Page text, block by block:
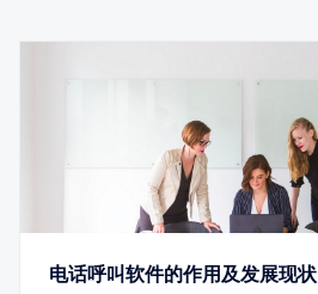
电话呼叫软件的作用及发展现状